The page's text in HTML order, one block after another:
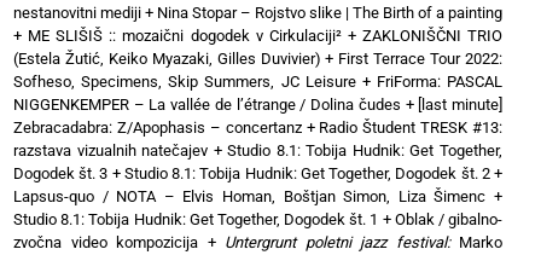
nestanovitni mediji + Nina Stopar – Rojstvo slike | The Birth of a painting
+ ME SLIŠIŠ :: mozaični dogodek v Cirkulaciji²+ ZAKLONIŠČNI TRIO
(Estela Žutić, Keiko Myazaki, Gilles Duvivier) + First Terrace Tour 2022:
Sofheso, Specimens, Skip Summers, JC Leisure+ FriForma: PASCAL
NIGGENKEMPER – La vallée de l’étrange / Dolina čudes + [last minute]
Zebracadabra: Z/Apophasis – concertanz+ Radio Študent TRESK #13:
razstava vizualnih natečajev +Studio 8.1: Tobija Hudnik: Get Together,
Dogodek št. 3 + Studio 8.1: Tobija Hudnik: Get Together, Dogodek št. 2+
Lapsus-quo / NOTA – Elvis Homan, Boštjan Simon, Liza Šimenc +
Studio 8.1: Tobija Hudnik: Get Together, Dogodek št. 1 + Oblak / gibalno-
zvočna video kompozicija + Untergrunt poletni jazz festival:Marko